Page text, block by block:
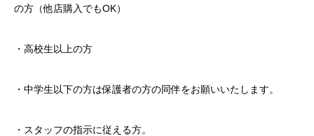
の方（他店購入でもOK）
・高校生以上の方
・中学生以下の方は保護者の方の同伴をお願いいたします。
・スタッフの指示に従える方。